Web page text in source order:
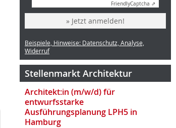
FriendlyCaptcha ⇗
» Jetzt anmelden!
Beispiele, Hinweise: Datenschutz, Analyse,
Widerruf
Stellenmarkt Architektur
Architekt:in (m/w/d) für
entwurfsstarke
Ausführungsplanung LPH5 in
Hamburg